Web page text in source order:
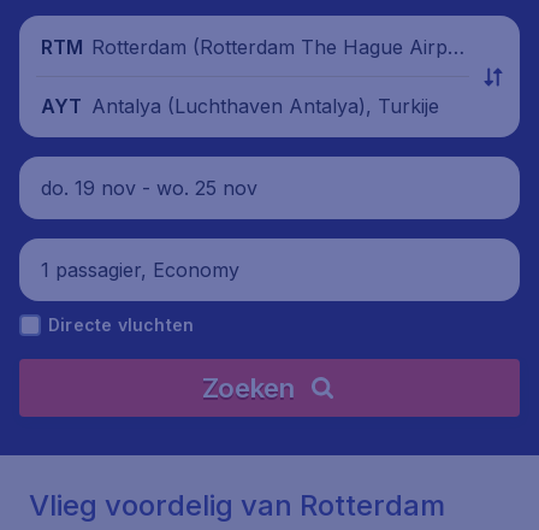
RTM Rotterdam (Rotterdam The Hague Airpor
AYT Antalya (Luchthaven Antalya), Turkije
do. 19 nov - wo. 25 nov
1 passagier, Economy
Directe vluchten
Zoeken
Vlieg voordelig van Rotterdam